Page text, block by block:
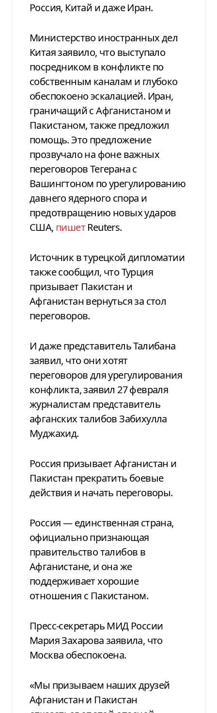
Россия, Китай и даже Иран.
Министерство иностранных дел
Китая заявило, что выступало
посредником в конфликте по
собственным каналам и глубоко
обеспокоено эскалацией. Иран,
граничащий с Афганистаном и
Пакистаном, также предложил
помощь. Это предложение
прозвучало на фоне важных
переговоров Тегерана с
Вашингтоном по урегулированию
давнего ядерного спора и
предотвращению новых ударов
США, пишет Reuters.
Источник в турецкой дипломатии
также сообщил, что Турция
призывает Пакистан и
Афганистан вернуться за стол
переговоров.
И даже представитель Талибана
заявил, что они хотят
переговоров для урегулирования
конфликта, заявил 27 февраля
журналистам представитель
афганских талибов Забихулла
Муджахид.
Россия призывает Афганистан и
Пакистан прекратить боевые
действия и начать переговоры.
Россия — единственная страна,
официально признающая
правительство талибов в
Афганистане, и она же
поддерживает хорошие
отношения с Пакистаном.
Пресс-секретарь МИД России
Мария Захарова заявила, что
Москва обеспокоена.
«Мы призываем наших друзей
Афганистан и Пакистан